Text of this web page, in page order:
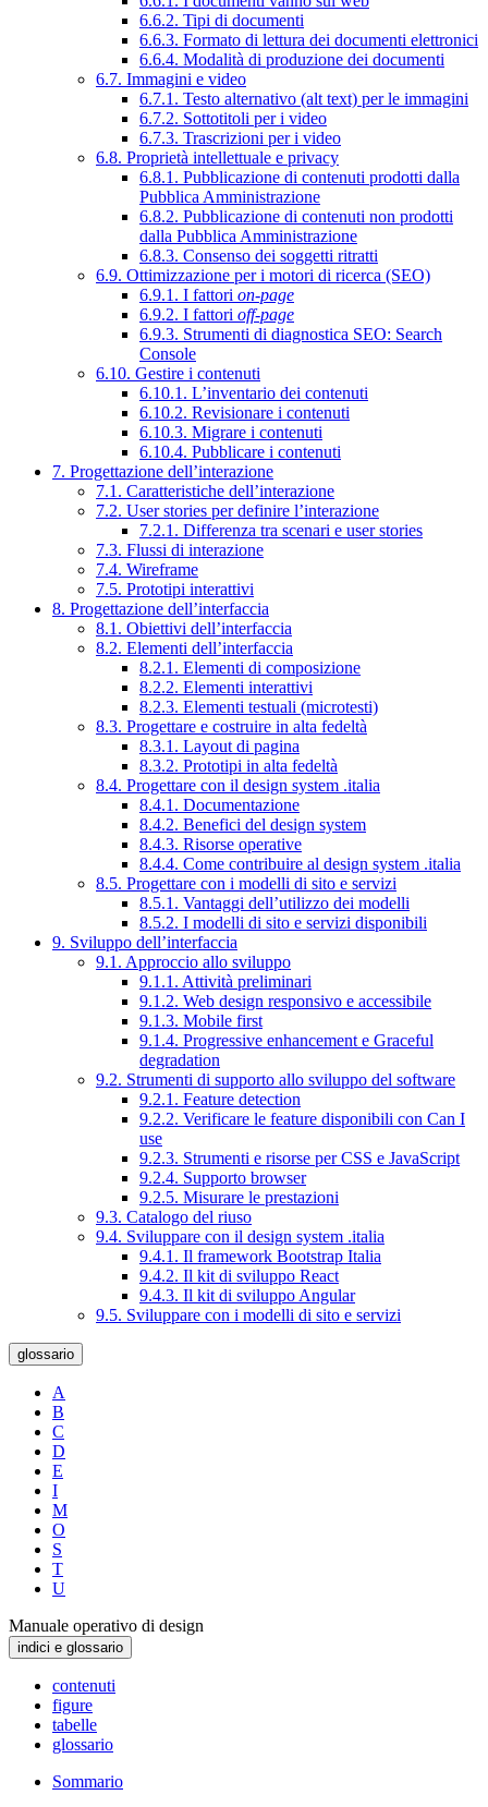
6.6.2. Tipi di documenti
6.6.3. Formato di lettura dei documenti elettronici
6.6.4. Modalità di produzione dei documenti
6.7. Immagini e video
6.7.1. Testo alternativo (alt text) per le immagini
6.7.2. Sottotitoli per i video
6.7.3. Trascrizioni per i video
6.8. Proprietà intellettuale e privacy
6.8.1. Pubblicazione di contenuti prodotti dalla
Pubblica Amministrazione
6.8.2. Pubblicazione di contenuti non prodotti
dalla Pubblica Amministrazione
6.8.3. Consenso dei soggetti ritratti
6.9. Ottimizzazione per i motori di ricerca (SEO)
6.9.1. I fattori on-page
6.9.2. I fattori off-page
6.9.3. Strumenti di diagnostica SEO: Search
Console
6.10. Gestire i contenuti
6.10.1. L’inventario dei contenuti
6.10.2. Revisionare i contenuti
6.10.3. Migrare i contenuti
6.10.4. Pubblicare i contenuti
7. Progettazione dell’interazione
7.1. Caratteristiche dell’interazione
7.2. User stories per definire l’interazione
7.2.1. Differenza tra scenari e user stories
7.3. Flussi di interazione
7.4. Wireframe
7.5. Prototipi interattivi
8. Progettazione dell’interfaccia
8.1. Obiettivi dell’interfaccia
8.2. Elementi dell’interfaccia
8.2.1. Elementi di composizione
8.2.2. Elementi interattivi
8.2.3. Elementi testuali (microtesti)
8.3. Progettare e costruire in alta fedeltà
8.3.1. Layout di pagina
8.3.2. Prototipi in alta fedeltà
8.4. Progettare con il design system .italia
8.4.1. Documentazione
8.4.2. Benefici del design system
8.4.3. Risorse operative
8.4.4. Come contribuire al design system .italia
8.5. Progettare con i modelli di sito e servizi
8.5.1. Vantaggi dell’utilizzo dei modelli
8.5.2. I modelli di sito e servizi disponibili
9. Sviluppo dell’interfaccia
9.1. Approccio allo sviluppo
9.1.1. Attività preliminari
9.1.2. Web design responsivo e accessibile
9.1.3. Mobile first
9.1.4. Progressive enhancement e Graceful
degradation
9.2. Strumenti di supporto allo sviluppo del software
9.2.1. Feature detection
9.2.2. Verificare le feature disponibili con Can I
use
9.2.3. Strumenti e risorse per CSS e JavaScript
9.2.4. Supporto browser
9.2.5. Misurare le prestazioni
9.3. Catalogo del riuso
9.4. Sviluppare con il design system .italia
9.4.1. Il framework Bootstrap Italia
9.4.2. Il kit di sviluppo React
9.4.3. Il kit di sviluppo Angular
9.5. Sviluppare con i modelli di sito e servizi
glossario
A
B
C
D
E
I
M
O
S
T
U
Manuale operativo di design
indici e glossario
contenuti
figure
tabelle
glossario
Sommario